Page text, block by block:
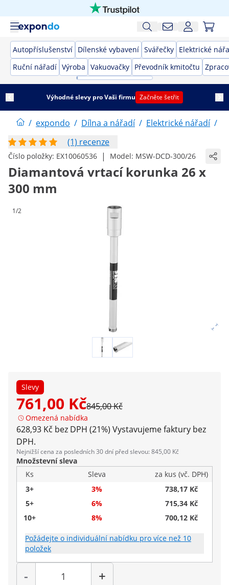
Autopříslušenství Dílenské vybavení Svářečky Elektrické
Ruční nářadí Výroba Vakuovačky Převodník kmitočtu
Výhodné slevy pro Vaši firmu Začněte šetřit
/ expondo / Dílna a nářadí / Elektrické nářadí /
(1) recenze
Číslo položky: EX10060536 | Model: MSW-DCD-300/26
Diamantová vrtací korunka 26 x
300 mm
1/2
Slevy
761,00 Kč845,00 Kč
Omezená nabídka
628,93 Kč bez DPH (21%) Vystavujeme faktury bez
DPH.
Nejnižší cena za posledních 30 dní před slevou: 845,00 Kč
Množstevní sleva
Ks
Sleva
za kus (vč. DPH)
3+
3%
738,17 Kč
5+
6%
715,34 Kč
10+
8% 700,12 Kč
Požádejte o individuální nabídku pro více než 10
položek
-
Počet
+